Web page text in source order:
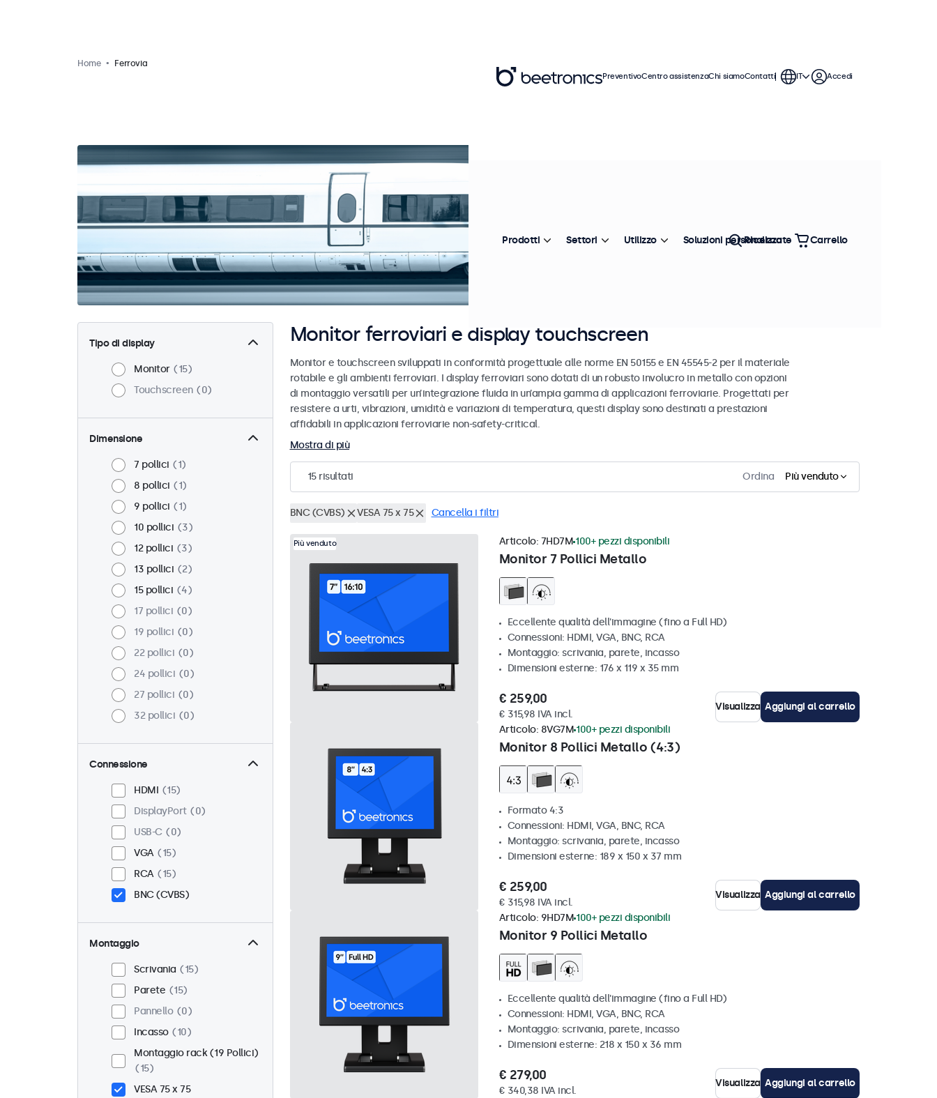
Home Ferrovia
Tipo di display
Monitor
15
Touchscreen
0
Dimensione
7 pollici
1
8 pollici
1
9 pollici
1
10 pollici
3
12 pollici
3
13 pollici
2
15 pollici
4
17 pollici
0
19 pollici
0
22 pollici
0
24 pollici
0
27 pollici
0
32 pollici
0
Connessione
HDMI
15
DisplayPort
0
USB-C
0
VGA
15
RCA
15
BNC (CVBS)
Montaggio
Scrivania
15
Parete
15
Pannello
0
Incasso
10
Montaggio rack (19 Pollici)
15
VESA 75 x 75
Monitor ferroviari e display touchscreen
Monitor e touchscreen sviluppati in conformità progettuale alle norme EN 50155 e EN 45545-2 per il materiale
rotabile e gli ambienti ferroviari. I display ferroviari sono dotati di un robusto involucro in metallo con opzioni
di montaggio versatili per un’integrazione fluida in un’ampia gamma di applicazioni ferroviarie. Progettati per
resistere a urti, vibrazioni, umidità e variazioni di temperatura, questi display sono destinati a prestazioni
affidabili in applicazioni ferroviarie non-safety-critical.
Mostra di più
15risultati Ordina Più venduto
BNC (CVBS) VESA 75 x 75 Cancella i filtri
Più venduto
Monitor 7 Pollici Metallo
Articolo: 7HD7M 100+ pezzi disponibili
Eccellente qualità dell'immagine (fino a Full HD)
Connessioni: HDMI, VGA, BNC, RCA
Montaggio: scrivania, parete, incasso
Dimensioni esterne: 176 x 119 x 35 mm
€ 259,00
€ 315,98 IVA incl.
Visualizza Aggiungi al carrello
Monitor 8 Pollici Metallo (4:3)
Articolo: 8VG7M 100+ pezzi disponibili
Formato 4:3
Connessioni: HDMI, VGA, BNC, RCA
Montaggio: scrivania, parete, incasso
Dimensioni esterne: 189 x 150 x 37 mm
€ 259,00
€ 315,98 IVA incl.
Visualizza Aggiungi al carrello
Monitor 9 Pollici Metallo
Articolo: 9HD7M 100+ pezzi disponibili
Eccellente qualità dell'immagine (fino a Full HD)
Connessioni: HDMI, VGA, BNC, RCA
Montaggio: scrivania, parete, incasso
Dimensioni esterne: 218 x 150 x 36 mm
€ 279,00
€ 340,38 IVA incl.
Visualizza Aggiungi al carrello
PreventivoCentro assistenzaChi siamoContatti IT Accedi
Prodotti Settori Utilizzo Soluzioni personalizzate
Ricerca Carrello